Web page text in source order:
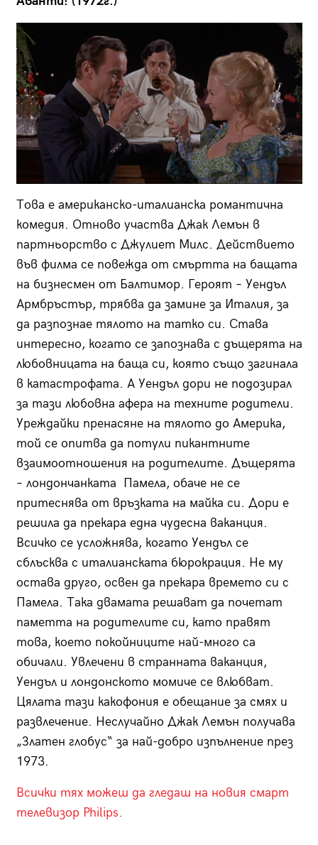
Това е американско-италианска романтична
комедия. Отново участва Джак Лемън в
партньорство с Джулиет Милс. Действието
във филма се повежда от смъртта на бащата
на бизнесмен от Балтимор. Героят – Уендъл
Армбръстър, трябва да замине за Италия, за
да разпознае тялото на татко си. Става
интересно, когато се запознава с дъщерята на
любовницата на баща си, която също загинала
в катастрофата. А Уендъл дори не подозирал
за тази любовна афера на техните родители.
Уреждайки пренасяне на тялото до Америка,
той се опитва да потули пикантните
взаимоотношения на родителите. Дъщерята
– лондончанката Памела, обаче не се
притеснява от връзката на майка си. Дори е
решила да прекара една чудесна ваканция.
Всичко се усложнява, когато Уендъл се
сблъсква с италианската бюрокрация. Не му
остава друго, освен да прекара времето си с
Памела. Така двамата решават да почетат
паметта на родителите си, като правят
това, което покойниците най-много са
обичали. Увлечени в странната ваканция,
Уендъл и лондонското момиче се влюбват.
Цялата тази какофония е обещание за смях и
развлечение. Неслучайно Джак Лемън получава
„Златен глобус“ за най-добро изпълнение през
1973.
Всички тях можеш да гледаш на новия смарт
телевизор Philips.